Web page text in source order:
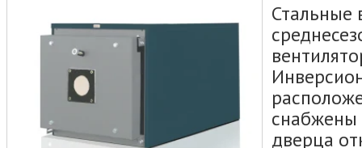
Стальные
снабжены
дверца